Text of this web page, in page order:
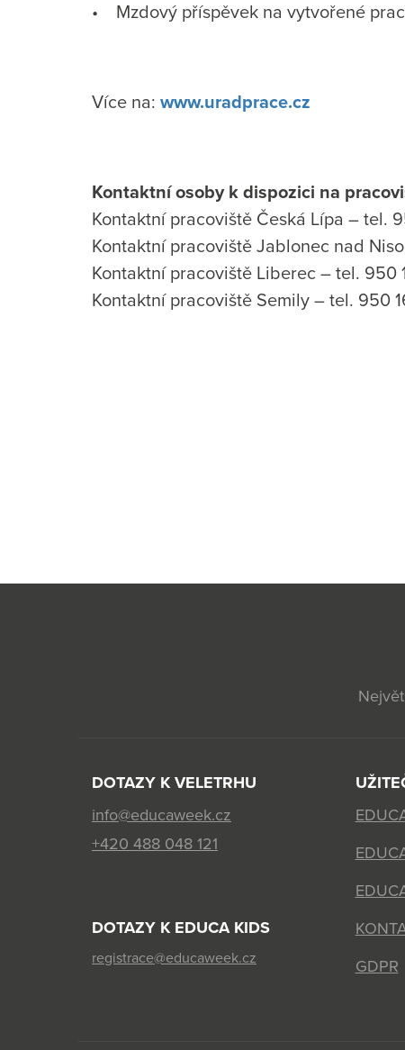
• Mzdový příspěvek na vytvořené
Více na: www.uradprace.cz
Kontaktní osoby k dispozici na
Kontaktní pracoviště Česká Lípa – tel.
Kontaktní pracoviště Jablonec nad
Kontaktní pracoviště Liberec – tel. 950
Kontaktní pracoviště Semily – tel. 950
DOTAZY K VELETRHU
info@educaweek.cz
+420 488 048 121
DOTAZY K EDUCA KIDS
registrace@educaweek.cz
GDPR